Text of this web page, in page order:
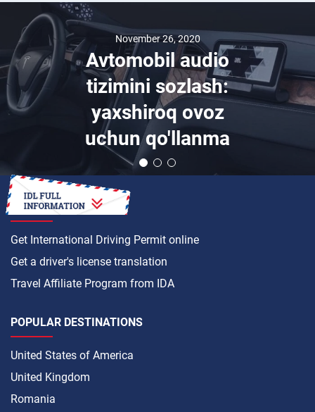
November 26, 2020
Avtomobil audio
tizimini sozlash:
yaxshiroq ovoz
uchun qo'llanma
HOW TO
Get International Driving Permit online
Get a driver's license translation
Travel Affiliate Program from IDA
POPULAR DESTINATIONS
United States of America
United Kingdom
Romania